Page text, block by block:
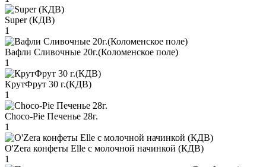
Super (КДВ)
1
Вафли Сливочные 20г.(Коломенское поле)
1
КрутФрут 30 г.(КДВ)
1
Choco-Pie Печенье 28г.
1
O'Zera конфеты Elle с молочной начинкой (КДВ)
1